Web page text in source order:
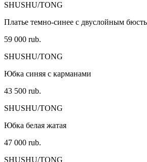
SHUSHU/TONG
Платье темно-синее с двуслойным
59 000 rub.
SHUSHU/TONG
Юбка синяя с карманами
43 500 rub.
SHUSHU/TONG
Юбка белая жатая
47 000 rub.
SHUSHU/TONG